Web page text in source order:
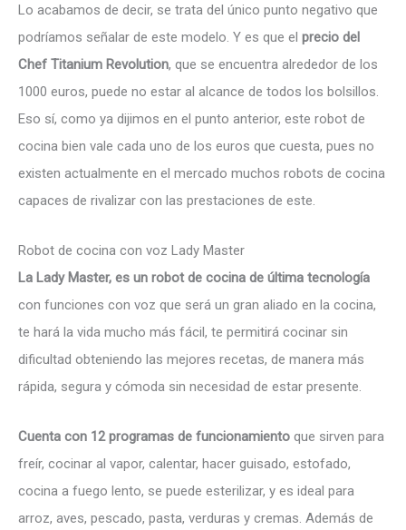
Lo acabamos de decir, se trata del único punto negativo que
podríamos señalar de este modelo. Y es que el precio del
Chef Titanium Revolution, que se encuentra alrededor de los
1000 euros, puede no estar al alcance de todos los bolsillos.
Eso sí, como ya dijimos en el punto anterior, este robot de
cocina bien vale cada uno de los euros que cuesta, pues no
existen actualmente en el mercado muchos robots de cocina
capaces de rivalizar con las prestaciones de este.
Robot de cocina con voz Lady Master
La Lady Master, es un robot de cocina de última tecnología
con funciones con voz que será un gran aliado en la cocina,
te hará la vida mucho más fácil, te permitirá cocinar sin
dificultad obteniendo las mejores recetas, de manera más
rápida, segura y cómoda sin necesidad de estar presente.
Cuenta con 12 programas de funcionamiento que sirven para
freír, cocinar al vapor, calentar, hacer guisado, estofado,
cocina a fuego lento, se puede esterilizar, y es ideal para
arroz, aves, pescado, pasta, verduras y cremas. Además de